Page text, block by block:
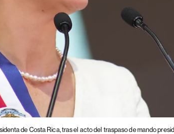
de Costa Rica, tras el acto del traspaso de mando